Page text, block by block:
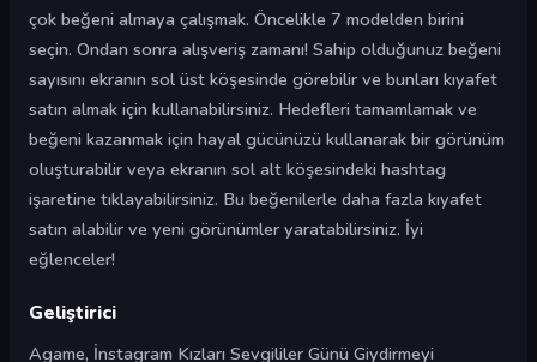
çok beğeni almaya çalışmak. Öncelikle 7 modelden birini
seçin. Ondan sonra alışveriş zamanı! Sahip olduğunuz beğeni
sayısını ekranın sol üst köşesinde görebilir ve bunları kıyafet
satın almak için kullanabilirsiniz. Hedefleri tamamlamak ve
beğeni kazanmak için hayal gücünüzü kullanarak bir görünüm
oluşturabilir veya ekranın sol alt köşesindeki hashtag
işaretine tıklayabilirsiniz. Bu beğenilerle daha fazla kıyafet
satın alabilir ve yeni görünümler yaratabilirsiniz. İyi
eğlenceler!
Geliştirici
Agame, İnstagram Kızları Sevgililer Günü Giydirmeyi